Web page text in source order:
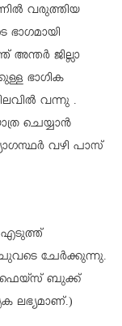
വരുത്തിയ
അന്തര്‍ ജില്ലാ
ഭാഗിക
വന്നു .
ചെയ്യാന്‍
വഴി പാസ്
എടുത്ത്
ചുവടെ ചേര്‍ക്കുന്നു.
ഫെയ്സ് ബുക്ക്
ലഭ്യമാണ്.)